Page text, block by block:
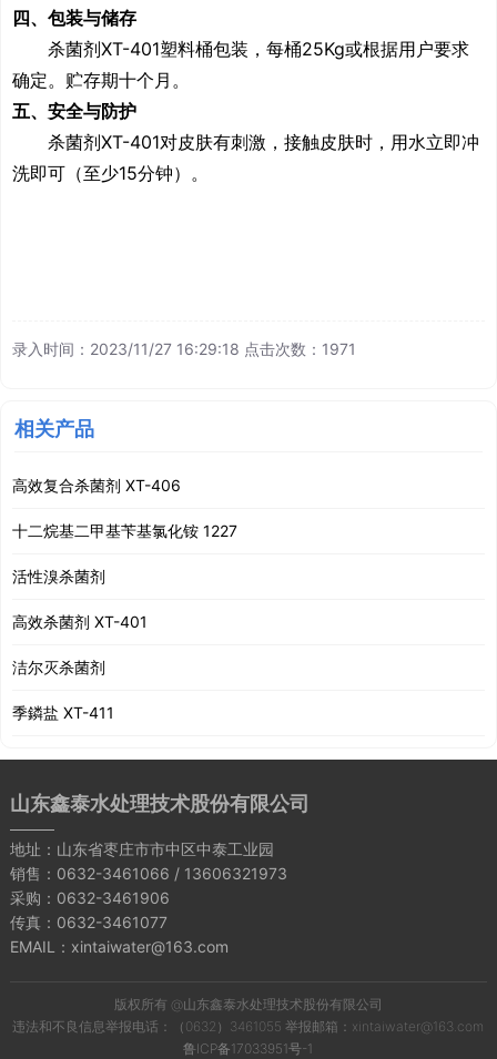
四、包装与储存
杀菌剂XT-401塑料桶包装，每桶25Kg或根据用户要求
确定。贮存期十个月。
五、安全与防护
杀菌剂XT-401对皮肤有刺激，接触皮肤时，用水立即冲
洗即可（至少15分钟）。
录入时间：2023/11/27 16:29:18 点击次数：1971
相关产品
高效复合杀菌剂 XT-406
十二烷基二甲基苄基氯化铵 1227
活性溴杀菌剂
高效杀菌剂 XT-401
洁尔灭杀菌剂
季鏻盐 XT-411
山东鑫泰水处理技术股份有限公司
地址：山东省枣庄市市中区中泰工业园
销售：0632-3461066 / 13606321973
采购：0632-3461906
传真：0632-3461077
EMAIL：xintaiwater@163.com
版权所有 @山东鑫泰水处理技术股份有限公司
违法和不良信息举报电话：（0632）3461055 举报邮箱：xintaiwater@163.com
鲁ICP备17033951号-1